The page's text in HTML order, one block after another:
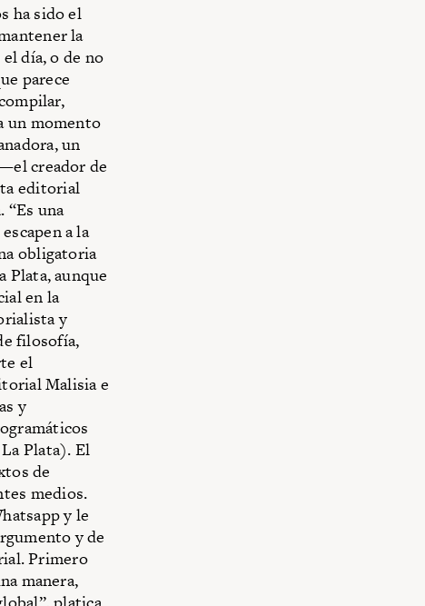
ha sido el
la
día, o de no
parece
un momento
un
creador de
editorial
una
a la
obligatoria
Plata, aunque
en la
y
filosofía,
el
Malisia e
y
Plata). El
de
medios.
y le
y de
Primero
manera,
platica